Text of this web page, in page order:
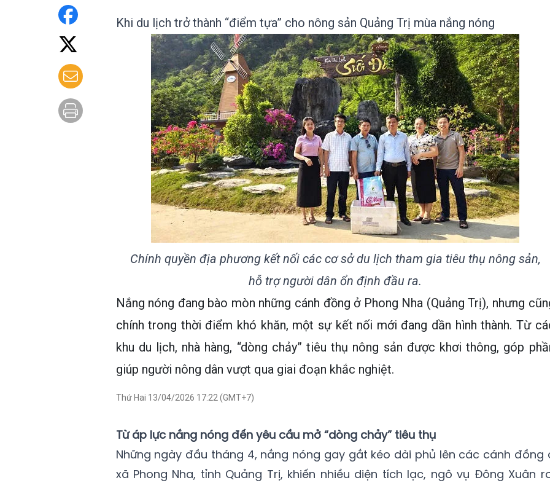
Khi du lịch trở thành “điểm tựa” cho nông sản Quảng Trị mùa nắng nóng
Chính quyền địa phương kết nối các cơ sở du lịch tham gia tiêu thụ nông sản,
hỗ trợ người dân ổn định đầu ra.
Nắng nóng đang bào mòn những cánh đồng ở Phong Nha (Quảng Trị), nhưng
chính trong thời điểm khó khăn, một sự kết nối mới đang dần hình thành. Từ
khu du lịch, nhà hàng, “dòng chảy” tiêu thụ nông sản được khơi thông, góp
giúp người nông dân vượt qua giai đoạn khắc nghiệt.
Thứ Hai 13/04/2026 17:22 (GMT+7)
Từ áp lực nắng nóng đến yêu cầu mở “dòng chảy” tiêu thụ
Những ngày đầu tháng 4, nắng nóng gay gắt kéo dài phủ lên các cánh đồng
xã Phong Nha, tỉnh Quảng Trị, khiến nhiều diện tích lạc, ngô vụ Đông Xuân